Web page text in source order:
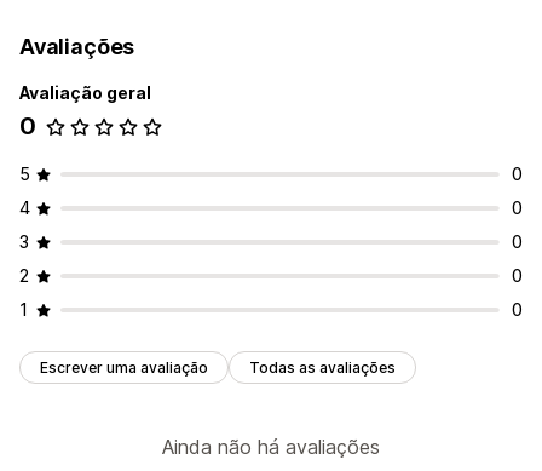
Personalização
Lógica condicional
Avaliações
Avaliação geral
0
5
0
4
0
3
0
2
0
1
0
Escrever uma avaliação Todas as avaliações
Ainda não há avaliações